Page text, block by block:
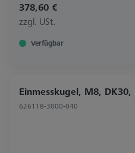
378,60 €
zzgl. USt.
Verfügbar
Einmesskugel, M8, DK30,
626118-3000-040